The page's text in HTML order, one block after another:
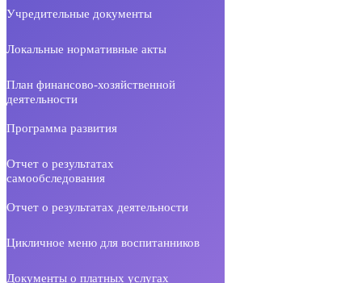
Учредительные документы
Локальные нормативные акты
План финансово-хозяйственной
деятельности
Программа развития
Отчет о результатах
самообследования
Отчет о результатах деятельности
Цикличное меню для воспитанников
Документы о платных услугах